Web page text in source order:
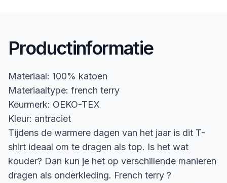
Productinformatie
Materiaal: 100% katoen
Materiaaltype: french terry
Keurmerk: OEKO-TEX
Kleur: antraciet
Tijdens de warmere dagen van het jaar is dit T-
shirt ideaal om te dragen als top. Is het wat
kouder? Dan kun je het op verschillende manieren
dragen als onderkleding. French terry ?